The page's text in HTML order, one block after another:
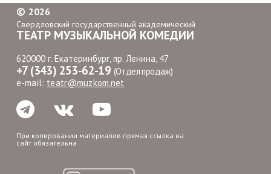
© 2026
Свердловский государственный академический
ТЕАТР МУЗЫКАЛЬНОЙ КОМЕДИИ
620000 г. Екатеринбург, пр. Ленина, 47
+7 (343) 253-62-19 (Отдел продаж)
e-mail: teatr@muzkom.net
При копировании материалов прямая ссылка на
сайт обязательна